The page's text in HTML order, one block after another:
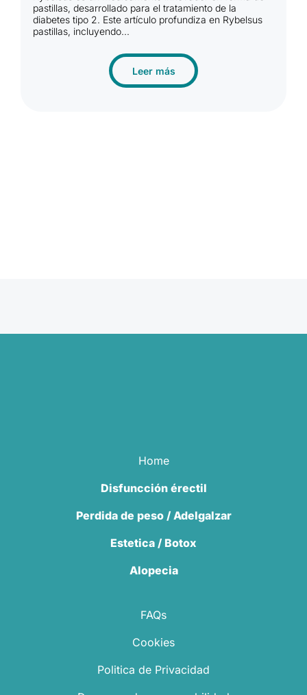
pastillas, desarrollado para el tratamiento de la
diabetes tipo 2. Este artículo profundiza en Rybelsus
pastillas, incluyendo...
Leer más
Home
Disfuncción érectil
Perdida de peso / Adelgalzar
Estetica / Botox
Alopecia
FAQs
Cookies
Politica de Privacidad